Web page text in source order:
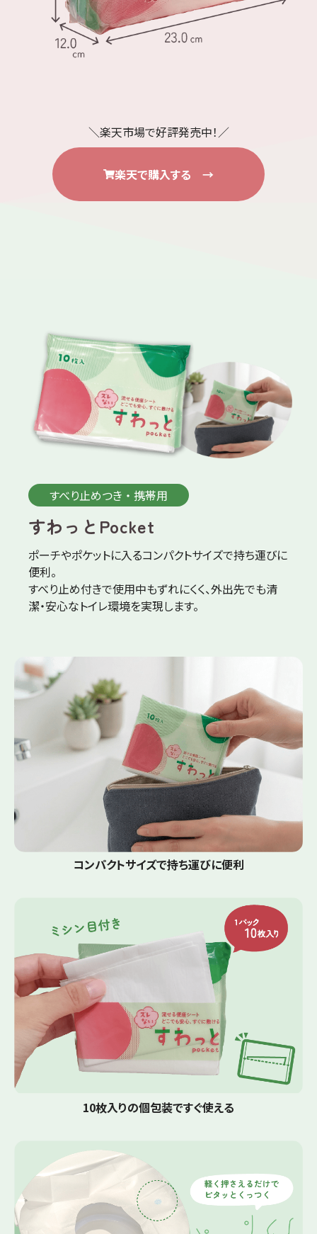
＼楽天市場で好評発売中！／
楽天で購入する →
すべり止めつき ・ 携帯用
すわっとPocket
ポーチやポケットに入るコンパクトサイズで持ち運びに
便利。
すべり止め付きで使用中もずれにくく、外出先でも清
潔・安心なトイレ環境を実現します。
コンパクトサイズで持ち運びに便利
10枚入りの個包装ですぐ使える